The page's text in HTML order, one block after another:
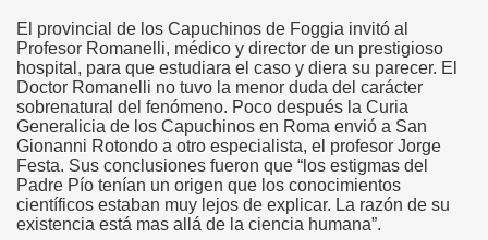
El provincial de los Capuchinos de Foggia invitó al
Profesor Romanelli, médico y director de un prestigioso
hospital, para que estudiara el caso y diera su parecer. El
Doctor Romanelli no tuvo la menor duda del carácter
sobrenatural del fenómeno. Poco después la Curia
Generalicia de los Capuchinos en Roma envió a San
Gionanni Rotondo a otro especialista, el profesor Jorge
Festa. Sus conclusiones fueron que “los estigmas del
Padre Pío tenían un origen que los conocimientos
científicos estaban muy lejos de explicar. La razón de su
existencia está mas allá de la ciencia humana”.
y San Francisco de Asís